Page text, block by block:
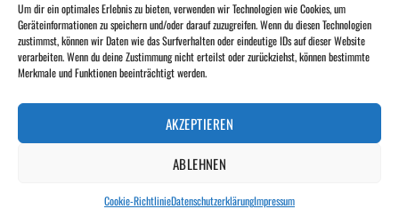
Um dir ein optimales Erlebnis zu bieten, verwenden wir Technologien wie Cookies, um
Geräteinformationen zu speichern und/oder darauf zuzugreifen. Wenn du diesen Technologien
zustimmst, können wir Daten wie das Surfverhalten oder eindeutige IDs auf dieser Website
verarbeiten. Wenn du deine Zustimmung nicht erteilst oder zurückziehst, können bestimmte
Merkmale und Funktionen beeinträchtigt werden.
AKZEPTIEREN
ABLEHNEN
Cookie-RichtlinieDatenschutzerklärungImpressum
GUTE WORTE
Liebe
LEBENSWORTE
Heimatluft
KONTAKT NEWSLETTER DATENSCHUTZERKLÄRUNG IMPRESSUM
COOKIE-RICHTLINIE (EU)
Copyright 2026 ©wort-wörtlich